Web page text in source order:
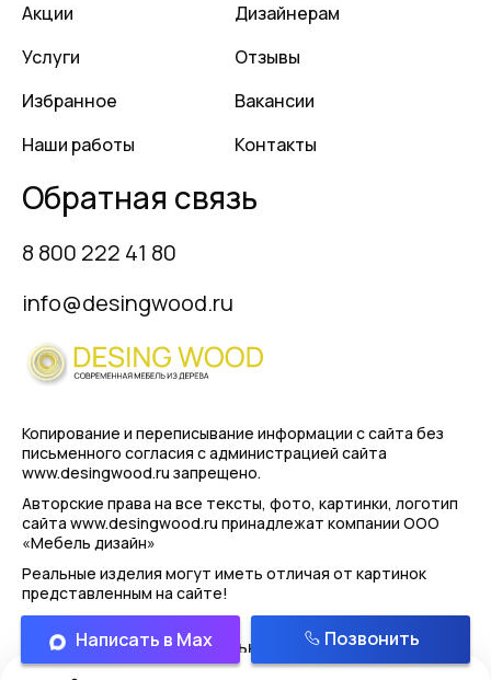
Акции
Услуги
Избранное
Наши работы
Дизайнерам
Отзывы
Вакансии
Контакты
Обратная связь
8 800 222 41 80
info@desingwood.ru
Копирование и переписывание информации с сайта без
письменного согласия с администрацией сайта
www.desingwood.ru запрещено.
Авторские права на все тексты, фото, картинки, логотип
сайта www.desingwood.ru принадлежат компании ООО
«Мебель дизайн»
Реальные изделия могут иметь отличая от картинок
представленным на сайте!
Политика конфиденциальности
Написать в Max Позвонить